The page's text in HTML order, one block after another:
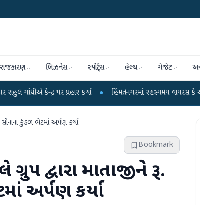
રાજકારણ બિઝનેસ સ્પોર્ટ્સ હેલ્થ ગેજેટ
પર પ્રહાર કર્યા ● હિંમતનગરમાં રહસ્યમય વાયરસ કે ચાંદીપુરા? 6
કુંડળ ભેટમાં અર્પણ કર્યા
Bookmark
દ્વારા માતાજીને રૂ.
અર્પણ કર્યા